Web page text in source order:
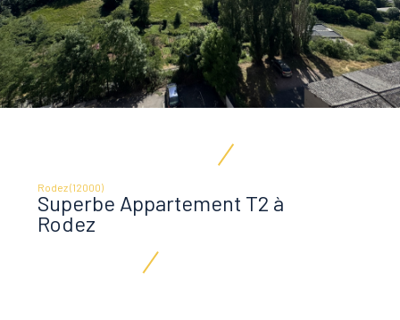
Rodez (12000)
Superbe Appartement T2 à
Rodez